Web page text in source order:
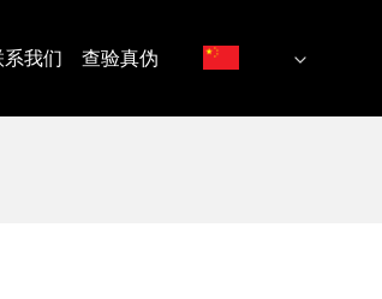
系我们 查验真伪